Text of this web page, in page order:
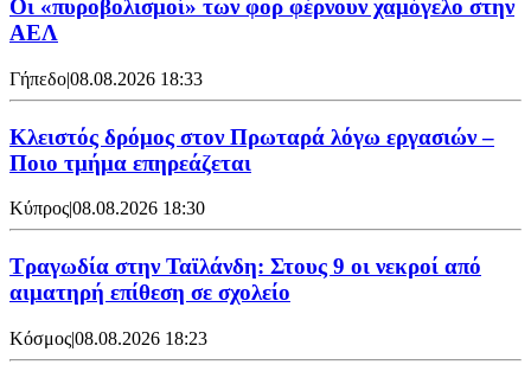
Οι «πυροβολισμοί» των φορ φέρνουν χαμόγελο στην
ΑΕΛ
Γήπεδο|08.08.2026 18:33
Κλειστός δρόμος στον Πρωταρά λόγω εργασιών –
Ποιο τμήμα επηρεάζεται
Κύπρος|08.08.2026 18:30
Τραγωδία στην Ταϊλάνδη: Στους 9 οι νεκροί από
αιματηρή επίθεση σε σχολείο
Κόσμος|08.08.2026 18:23